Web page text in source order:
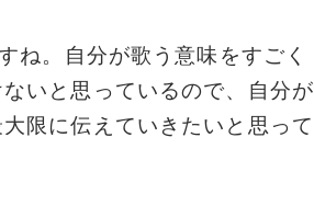
ね。自分が歌う意味をすごく
いと思っているので、自分が
限に伝えていきたいと思って